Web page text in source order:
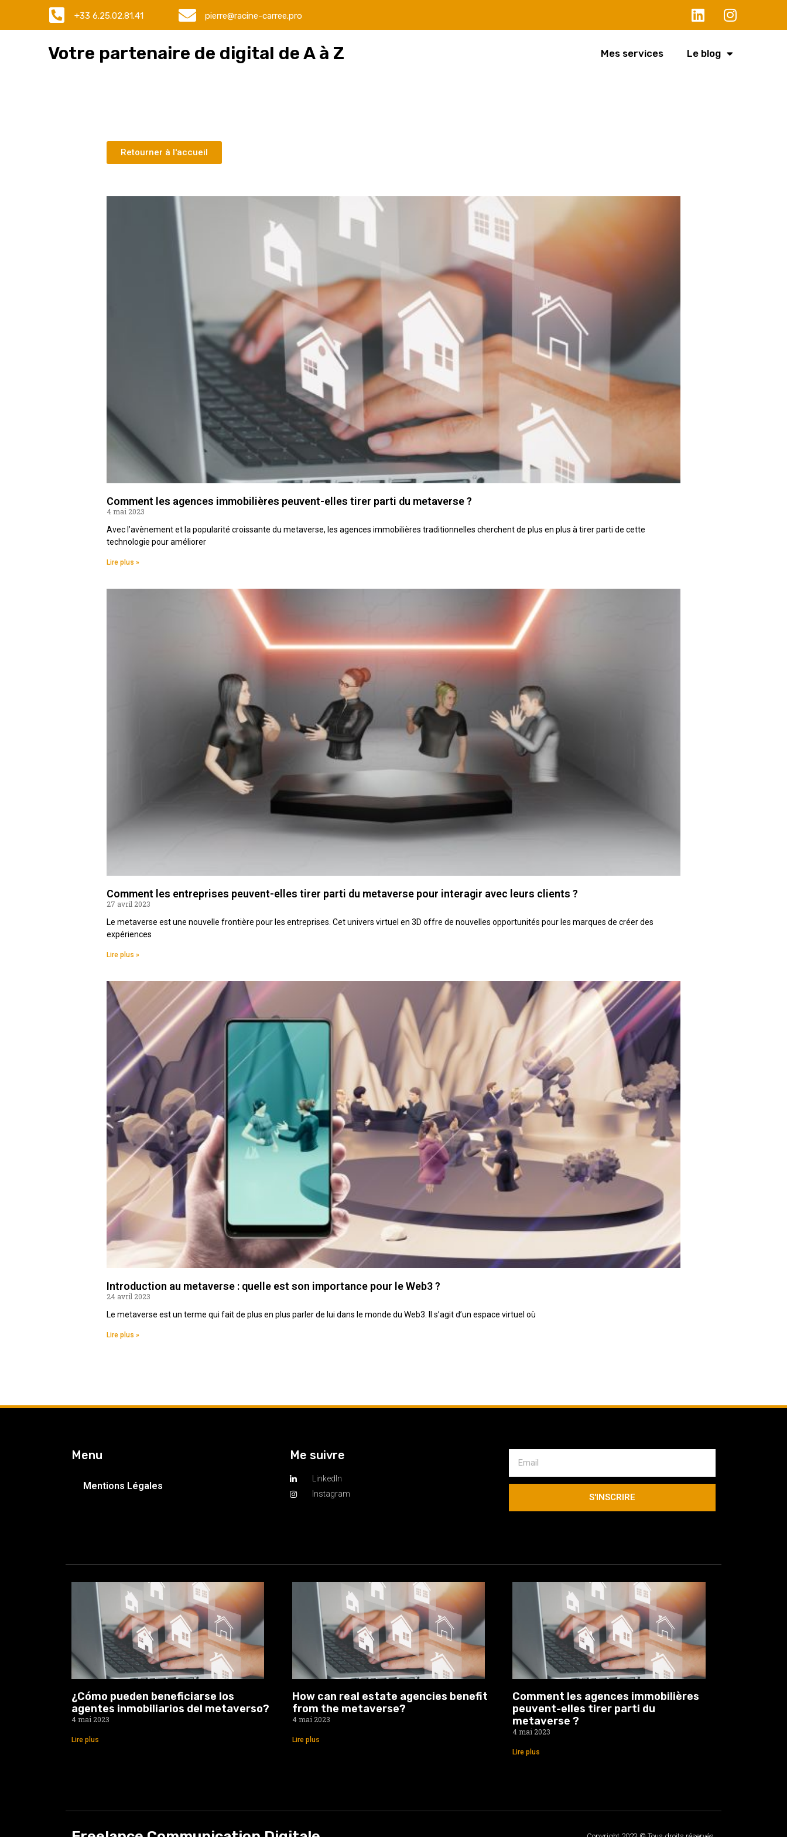
+33 6.25.02.81.41 pierre@racine-carree.pro
Votre partenaire de digital de A à Z Mes services Le blog
Retourner à l'accueil
Comment les agences immobilières peuvent-elles tirer parti du metaverse ?
4 mai 2023
Avec l’avènement et la popularité croissante du metaverse, les agences immobilières traditionnelles cherchent de plus en plus à tirer parti de cette
technologie pour améliorer
Lire plus »
Comment les entreprises peuvent-elles tirer parti du metaverse pour interagir avec leurs clients ?
27 avril 2023
Le metaverse est une nouvelle frontière pour les entreprises. Cet univers virtuel en 3D offre de nouvelles opportunités pour les marques de créer des
expériences
Lire plus »
Introduction au metaverse : quelle est son importance pour le Web3 ?
24 avril 2023
Le metaverse est un terme qui fait de plus en plus parler de lui dans le monde du Web3. Il s’agit d’un espace virtuel où
Lire plus »
Menu
Mentions Légales
Me suivre
LinkedIn
Instagram
S'INSCRIRE
¿Cómo pueden beneficiarse los
agentes inmobiliarios del metaverso?
4 mai 2023
Lire plus
How can real estate agencies benefit
from the metaverse?
4 mai 2023
Lire plus
Comment les agences immobilières
peuvent-elles tirer parti du
metaverse ?
4 mai 2023
Lire plus